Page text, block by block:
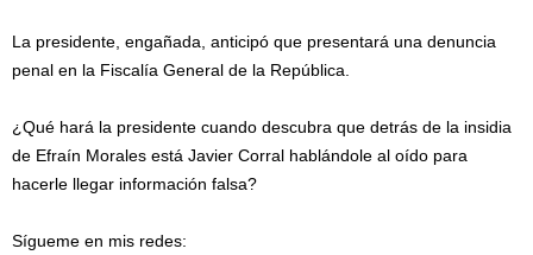
La presidente, engañada, anticipó que presentará una denuncia
penal en la Fiscalía General de la República.
¿Qué hará la presidente cuando descubra que detrás de la insidia
de Efraín Morales está Javier Corral hablándole al oído para
hacerle llegar información falsa?
Sígueme en mis redes: